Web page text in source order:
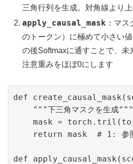
三角行列を生成。対角線より
apply_causal_mask ：マ
のトークン）に極めて小さい
の後Softmaxに通すことで、未
注意重みをほぼ0にします
def
    """下三角マスクを生成"""
mask =
return mask  # 1: 参
def